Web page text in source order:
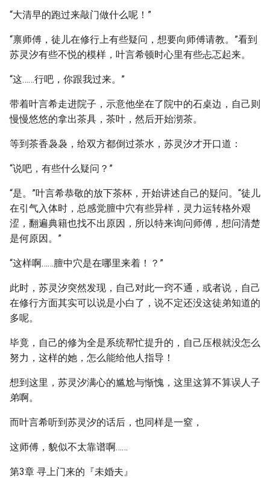
“大清早的跑过来敲门做什么呢！”
“禀师傅，徒儿在修行上有些疑问，想要向师傅请教。”看到
苏灵汐有些不悦的模样，叶言希顿时心里有些忐忑起来。
“这……行吧，你跟我过来。”
带着叶言希走进院子，示意他坐在了院中的石桌边，自己则
慢慢悠悠的拿出茶具，茶叶，然后开始沏茶。
等到茶香袅袅，给双方都倒过茶水，苏灵汐才开口道：
“说吧，有些什么疑问？”
“是。”叶言希恭敬的放下茶杯，开始讲述自己的疑问。“徒儿
在引气入体时，总感觉膻中穴有些异样，灵力运转格外艰
涩，翻遍典籍也找不出原因，所以特来询问师傅，想问清楚
是何原因。”
“这样啊……膻中穴是在哪里来着！？”
此时，苏灵汐突然发现，自己对此一窍不通，或者说，自己
在修行方面其实可以说是小白了，说不定还没这徒弟知道的
多呢。
毕竟，自己的修为全是系统帮忙提升的，自己压根就没怎么
努力，这样的她，怎么能给他人指导！
想到这里，苏灵汐满心的尴尬与惭愧，这里这算不算误人子
弟啊。
而叶言希听到苏灵汐的话后，也同样是一窒，
这师傅，貌似不太靠谱啊……
第3章 寻上门来的『未婚夫』